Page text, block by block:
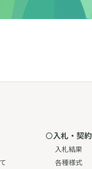
入札・契約
入札結果
各種様式